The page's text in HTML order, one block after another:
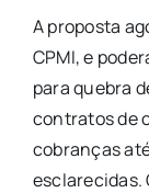
A proposta
CPMI, e
para quebra
contratos de
cobranças
esclarecidas.